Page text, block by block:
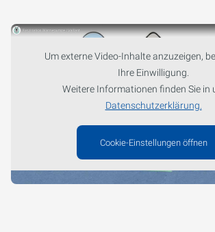
Um externe Video-Inhalte anzuzeigen,
Ihre Einwilligung.
Weitere Informationen finden Sie in
Datenschutzerklärung.
Cookie-Einstellungen öffnen